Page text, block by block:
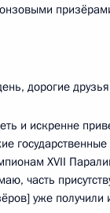
дорогие
и искренне
ХVII
часть
уже получили